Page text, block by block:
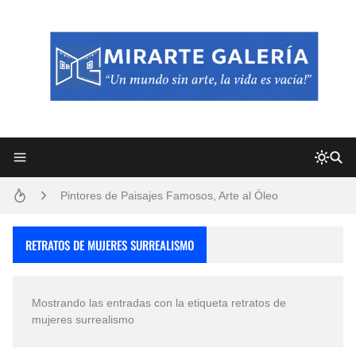
Pintores de Paisajes Famosos, Arte al Óleo
RETRATOS DE MUJERES SURREALISMO
Mostrando las entradas con la etiqueta retratos de
mujeres surrealismo